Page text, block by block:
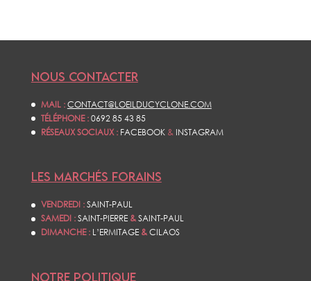
NOUS CONTACTER
MAIL :CONTACT@LOEILDUCYCLONE.COM
TÉLÉPHONE :0692 85 43 85
RÉSEAUX SOCIAUX : FACEBOOK& INSTAGRAM
LES MARCHÉS FORAINS
VENDREDI :SAINT-PAUL
SAMEDI :SAINT-PIERRE&SAINT-PAUL
DIMANCHE : L’ERMITAGE &CILAOS
NOTRE POLITIQUE